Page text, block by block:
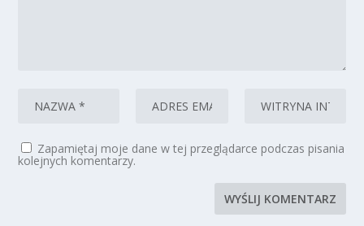
Zapamiętaj moje dane w tej przeglądarce podczas pisania
kolejnych komentarzy.